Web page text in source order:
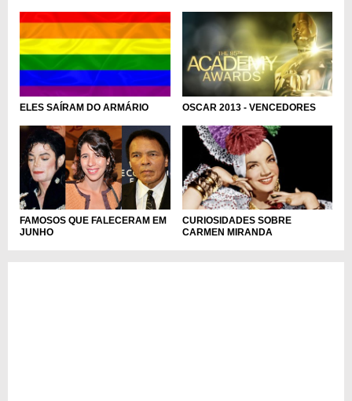
ELES SAÍRAM DO ARMÁRIO OSCAR 2013 - VENCEDORES
FAMOSOS QUE FALECERAM EM
JUNHO
CURIOSIDADES SOBRE
CARMEN MIRANDA